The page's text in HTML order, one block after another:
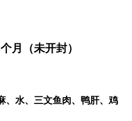
月（未开封）
、水、三文鱼肉、鸭肝、鸡